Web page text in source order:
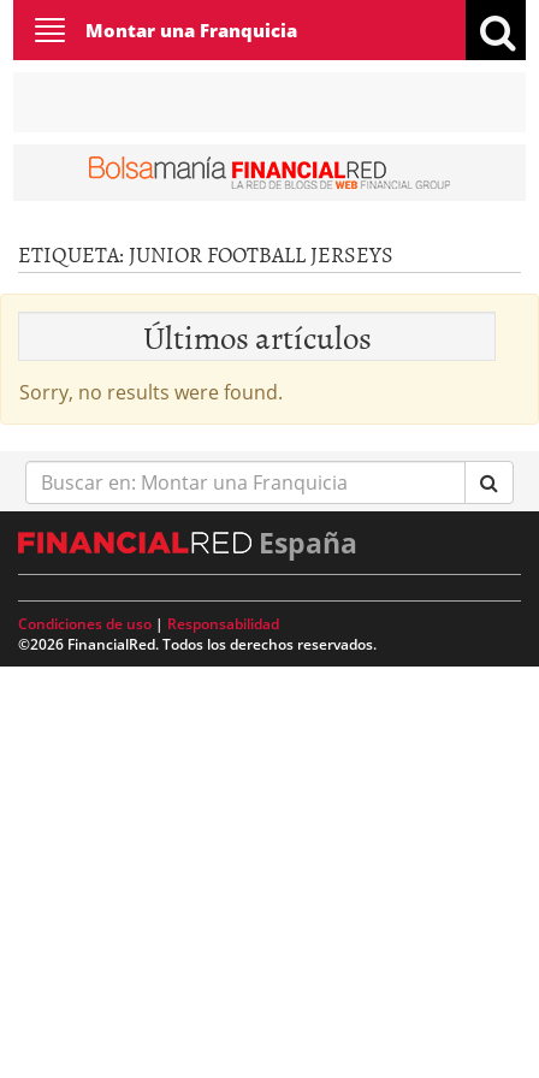
Toggle
navigation
Montar una Franquicia
ETIQUETA: JUNIOR FOOTBALL JERSEYS
Últimos artículos
Sorry, no results were found.
Buscar
en:
España
Condiciones de uso | Responsabilidad
©2026 FinancialRed. Todos los derechos reservados.